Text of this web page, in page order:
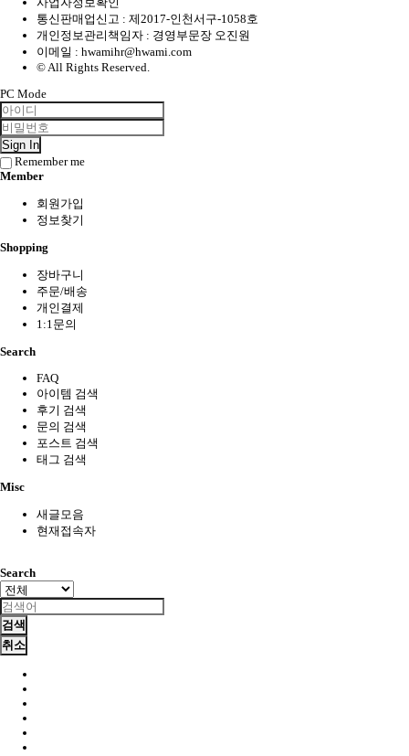
통신판매업신고 : 제2017-인천서구-1058호
개인정보관리책임자 : 경영부문장 오진원
이메일 : hwamihr@hwami.com
© All Rights Reserved.
PC Mode
Sign In
Remember me
Member
회원가입
정보찾기
Shopping
장바구니
주문/배송
개인결제
1:1문의
Search
FAQ
아이템 검색
후기 검색
문의 검색
포스트 검색
태그 검색
Misc
새글모음
현재접속자
Search
검색
취소